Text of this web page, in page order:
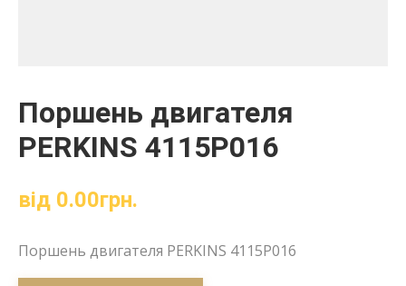
Поршень двигателя
PERKINS 4115P016
від 0.00грн.
Поршень двигателя PERKINS 4115P016